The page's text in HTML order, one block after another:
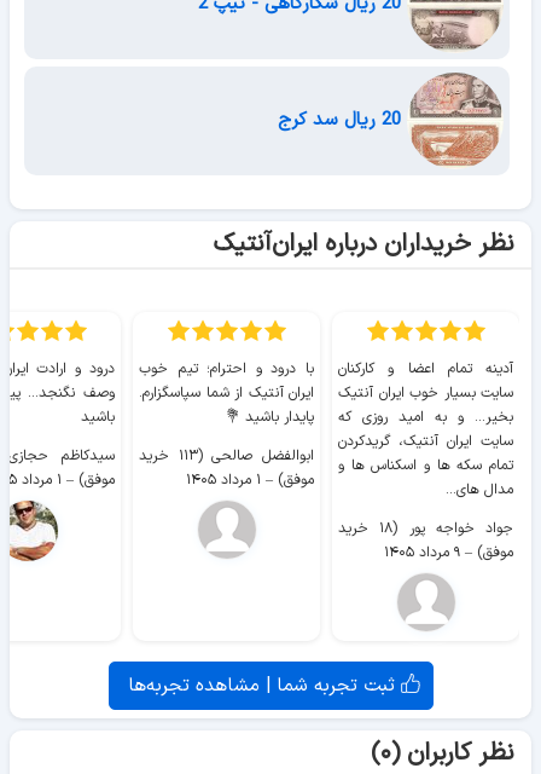
نظر خریداران درباره ایران‌آنتیک
آدینه تمام اعضا و کارکنان
سایت بسیار خوب ايران آنتیک
بخیر... و به امید روزی که
سایت ايران آنتیک، گریدکردن
تمام سکه ها و اسکناس ها و
مدال های...
جواد خواجه پور (۱۸ خرید
موفق) – ۹ مرداد ۱۴۰۵
با درود و احترام؛ تیم خوب
ایران آنتیک از شما سپاسگزارم.
پایدار باشید 💐
ابوالفضل صالحی (۱۱۳ خرید
موفق) – ۱ مرداد ۱۴۰۵
درود و ارادت
وصف نگنجد...
باشید
موفق) – ۱ مرداد ۱۴۰۵
ثبت تجربه شما | مشاهده تجربه‌ها
نظر کاربران (۰)